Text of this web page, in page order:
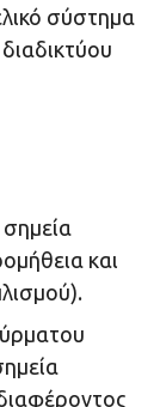
σύστημα
και